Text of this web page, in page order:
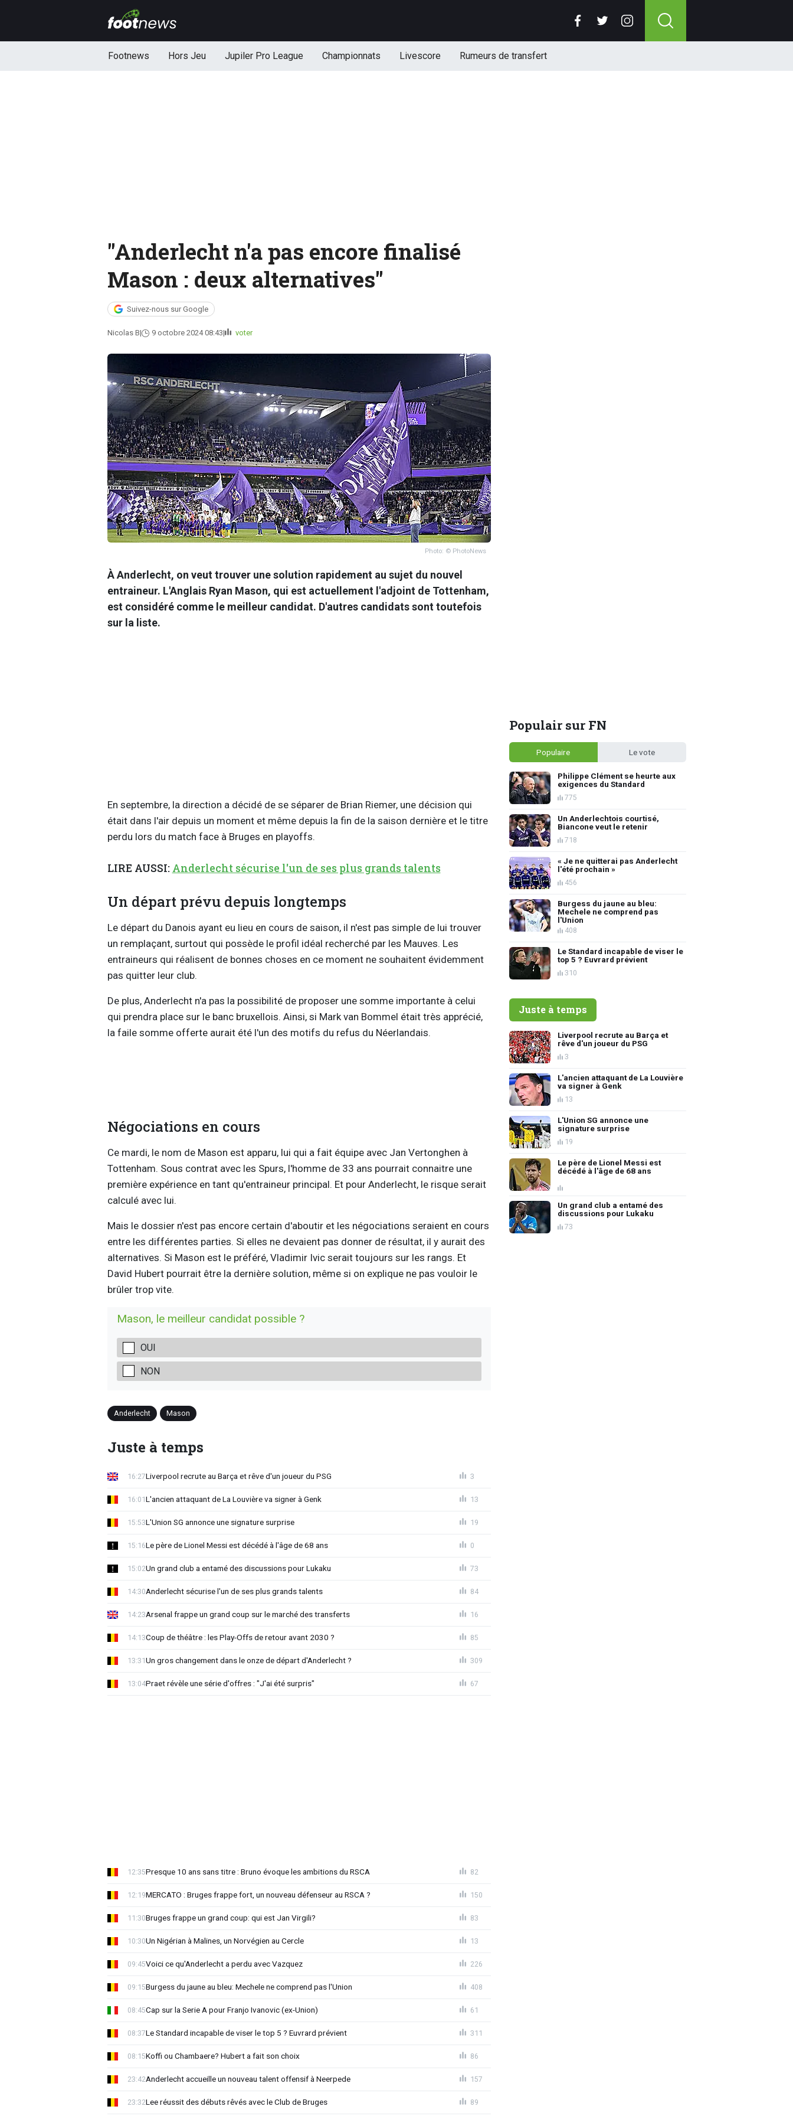
Footnews Hors Jeu Jupiler Pro League Championnats Livescore Rumeurs de transfert
"Anderlecht n'a pas encore finalisé
Mason : deux alternatives"
Suivez-nous sur Google
Nicolas B 9 octobre 2024 08:43 voter
Photo: © PhotoNews
À Anderlecht, on veut trouver une solution rapidement au sujet du nouvel
entraineur. L'Anglais Ryan Mason, qui est actuellement l'adjoint de Tottenham,
est considéré comme le meilleur candidat. D'autres candidats sont toutefois
sur la liste.
En septembre, la direction a décidé de se séparer de Brian Riemer, une décision qui
était dans l'air depuis un moment et même depuis la fin de la saison dernière et le titre
perdu lors du match face à Bruges en playoffs.
LIRE AUSSI: Anderlecht sécurise l'un de ses plus grands talents
Un départ prévu depuis longtemps
Le départ du Danois ayant eu lieu en cours de saison, il n'est pas simple de lui trouver
un remplaçant, surtout qui possède le profil idéal recherché par les Mauves. Les
entraineurs qui réalisent de bonnes choses en ce moment ne souhaitent évidemment
pas quitter leur club.
De plus, Anderlecht n'a pas la possibilité de proposer une somme importante à celui
qui prendra place sur le banc bruxellois. Ainsi, si Mark van Bommel était très apprécié,
la faile somme offerte aurait été l'un des motifs du refus du Néerlandais.
Négociations en cours
Ce mardi, le nom de Mason est apparu, lui qui a fait équipe avec Jan Vertonghen à
Tottenham. Sous contrat avec les Spurs, l'homme de 33 ans pourrait connaitre une
première expérience en tant qu'entraineur principal. Et pour Anderlecht, le risque serait
calculé avec lui.
Mais le dossier n'est pas encore certain d'aboutir et les négociations seraient en cours
entre les différentes parties. Si elles ne devaient pas donner de résultat, il y aurait des
alternatives. Si Mason est le préféré, Vladimir Ivic serait toujours sur les rangs. Et
David Hubert pourrait être la dernière solution, même si on explique ne pas vouloir le
brûler trop vite.
Mason, le meilleur candidat possible ?
OUI
NON
Anderlecht Mason
Juste à temps
Liverpool recrute au Barça et rêve d'un joueur du PSG
16:27 3
L'ancien attaquant de La Louvière va signer à Genk
16:01 13
L'Union SG annonce une signature surprise
15:53 19
Le père de Lionel Messi est décédé à l'âge de 68 ans
15:16 0
Un grand club a entamé des discussions pour Lukaku
15:02 73
Anderlecht sécurise l'un de ses plus grands talents
14:30 84
Arsenal frappe un grand coup sur le marché des transferts
14:23 16
Coup de théâtre : les Play-Offs de retour avant 2030 ?
14:13 85
Un gros changement dans le onze de départ d'Anderlecht ?
13:31 309
Praet révèle une série d'offres : "J'ai été surpris"
13:04 67
Presque 10 ans sans titre : Bruno évoque les ambitions du RSCA
12:35 82
MERCATO : Bruges frappe fort, un nouveau défenseur au RSCA ?
12:19 150
Bruges frappe un grand coup: qui est Jan Virgili?
11:30 83
Un Nigérian à Malines, un Norvégien au Cercle
10:30 13
Voici ce qu'Anderlecht a perdu avec Vazquez
09:45 226
Burgess du jaune au bleu: Mechele ne comprend pas l'Union
09:15 408
Cap sur la Serie A pour Franjo Ivanovic (ex-Union)
08:45 61
Le Standard incapable de viser le top 5 ? Euvrard prévient
08:37 311
Koffi ou Chambaere? Hubert a fait son choix
08:15 86
Anderlecht accueille un nouveau talent offensif à Neerpede
23:42 157
Lee réussit des débuts rêvés avec le Club de Bruges
23:32 89
Populair sur FN
Populaire Le vote
Philippe Clément se heurte aux
exigences du Standard
775
Un Anderlechtois courtisé,
Biancone veut le retenir
718
« Je ne quitterai pas Anderlecht
l'été prochain »
456
Burgess du jaune au bleu:
Mechele ne comprend pas
l'Union
408
Le Standard incapable de viser le
top 5 ? Euvrard prévient
310
Juste à temps
Liverpool recrute au Barça et
rêve d'un joueur du PSG
3
L'ancien attaquant de La Louvière
va signer à Genk
13
L'Union SG annonce une
signature surprise
19
Le père de Lionel Messi est
décédé à l'âge de 68 ans
Un grand club a entamé des
discussions pour Lukaku
73